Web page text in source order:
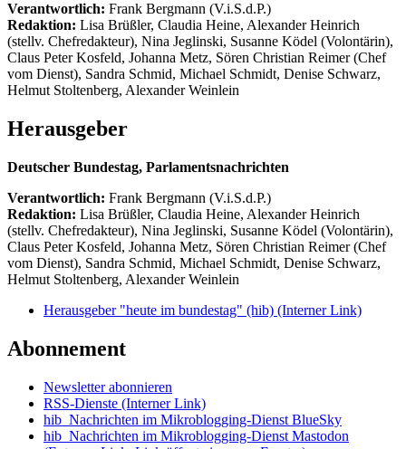
Verantwortlich: Frank Bergmann (V.i.S.d.P.)
Redaktion: Lisa Brüßler, Claudia Heine, Alexander Heinrich
(stellv. Chefredakteur), Nina Jeglinski, Susanne Ködel (Volontärin),
Claus Peter Kosfeld, Johanna Metz, Sören Christian Reimer (Chef
vom Dienst), Sandra Schmid, Michael Schmidt, Denise Schwarz,
Helmut Stoltenberg, Alexander Weinlein
Herausgeber
Deutscher Bundestag, Parlamentsnachrichten
Verantwortlich: Frank Bergmann (V.i.S.d.P.)
Redaktion: Lisa Brüßler, Claudia Heine, Alexander Heinrich
(stellv. Chefredakteur), Nina Jeglinski, Susanne Ködel (Volontärin),
Claus Peter Kosfeld, Johanna Metz, Sören Christian Reimer (Chef
vom Dienst), Sandra Schmid, Michael Schmidt, Denise Schwarz,
Helmut Stoltenberg, Alexander Weinlein
Herausgeber "heute im bundestag" (hib) (Interner Link)
Abonnement
Newsletter abonnieren
RSS-Dienste (Interner Link)
hib_Nachrichten im Mikroblogging-Dienst BlueSky
hib_Nachrichten im Mikroblogging-Dienst Mastodon